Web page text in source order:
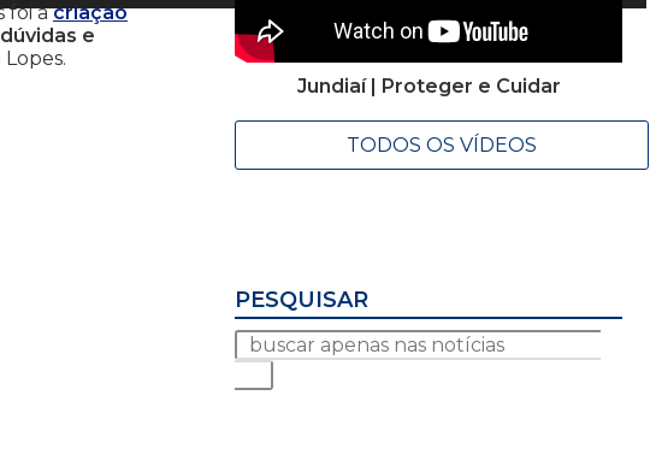
foi acriação
e
Jundiaí | Proteger e Cuidar
TODOS OS VÍDEOS
PESQUISAR